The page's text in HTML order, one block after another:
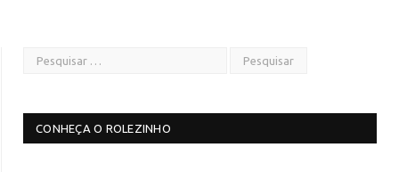
CONHEÇA O ROLEZINHO